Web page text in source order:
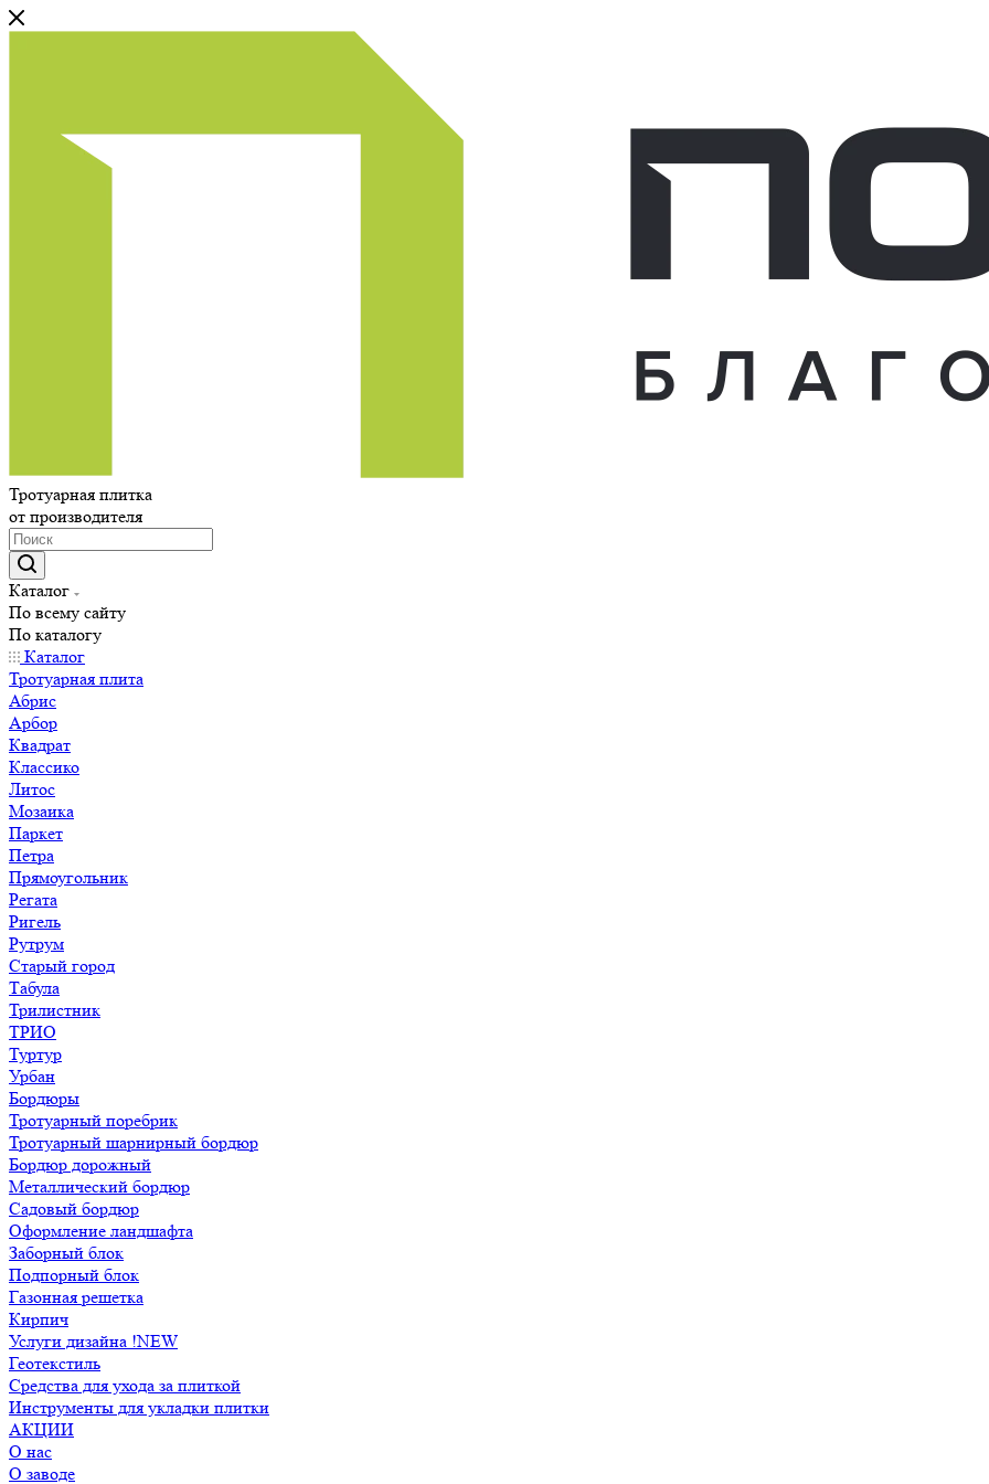
Тротуарная плитка
от производителя
Каталог
По всему сайту
По каталогу
Каталог
Тротуарная плита
Абрис
Арбор
Квадрат
Классико
Литос
Мозаика
Паркет
Петра
Прямоугольник
Регата
Ригель
Рутрум
Старый город
Табула
Трилистник
ТРИО
Туртур
Урбан
Бордюры
Тротуарный поребрик
Тротуарный шарнирный бордюр
Бордюр дорожный
Металлический бордюр
Садовый бордюр
Оформление ландшафта
Заборный блок
Подпорный блок
Газонная решетка
Кирпич
Услуги дизайна !NEW
Геотекстиль
Средства для ухода за плиткой
Инструменты для укладки плитки
АКЦИИ
О нас
О заводе